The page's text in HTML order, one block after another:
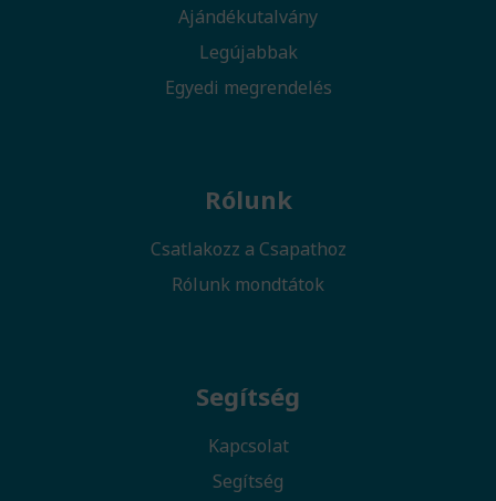
Ajándékutalvány
Legújabbak
Egyedi megrendelés
Rólunk
Csatlakozz a Csapathoz
Rólunk mondtátok
Segítség
Kapcsolat
Segítség